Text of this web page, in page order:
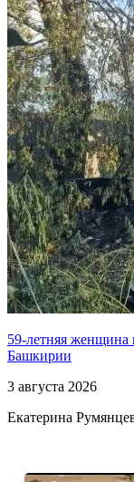
59-летняя женщина
Башкирии
3 августа 2026
Екатерина